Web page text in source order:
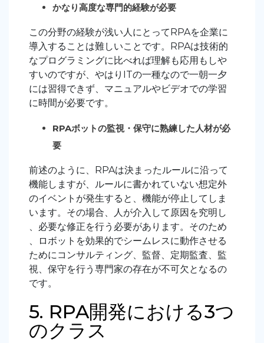
かなり高度な専門的経験が必要
この分野の経験が浅い人にとってRPAを企業に
導入することは難しいことです。RPAは技術的
なプログラミングに比べれば理解も応用もしや
すいのですが、やはりITの一種なので一朝一夕
には習得できず、マニュアルやビデオでの学習
に時間が必要です。
RPAボットの監視・保守に熟練した人材が必
要
前述のように、RPAは決まったルールに沿って
機能しますが、ルールに書かれていない想定外
のイベントが発生すると、機能が停止してしま
います。その場合、人が介入して原因を究明し
、必要な修正を行う必要があります。そのため
、ロボットを効果的でシームレスに動作させる
ためにコンサルティング、監督、定期監査、監
視、保守を行う専門家の存在が不可欠となるの
です。
5. RPA開発における3つ
のクラス